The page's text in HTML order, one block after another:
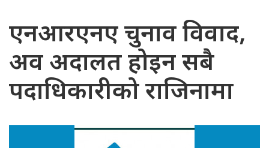
एनआरएनए चुनाव विवाद,
अव अदालत होइन सबै
पदाधिकारीको राजिनामा